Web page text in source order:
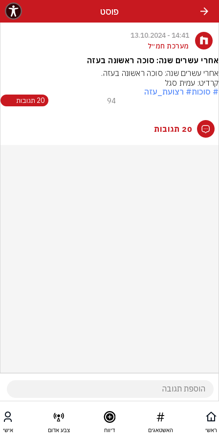
פוסט
14:41 - 13.10.2024
מערכת חמ״ל
אחרי עשרים שנה: סוכה ראשונה בעזה
אחרי עשרים שנה: סוכה ראשונה בעזה.
קרדיט: עמית סגל
# סוכות# רצועת_עזה
94 20 תגובות
20 תגובות
ראשי האשטאגים דיווח צבע אדום אישי